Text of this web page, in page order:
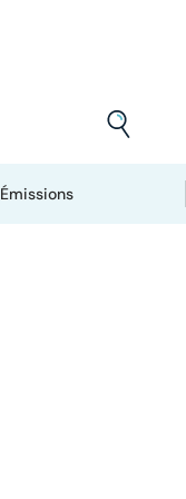
Émissions